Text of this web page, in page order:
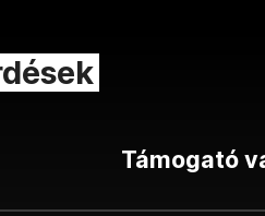
Támogató